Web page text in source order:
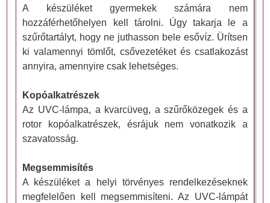
A készüléket gyermekek számára nem
hozzáférhetőhelyen kell tárolni. Úgy takarja le a
szűrőtartályt, hogy ne juthasson bele esővíz. Ürítsen
ki valamennyi tömlőt, csővezetéket és csatlakozást
annyira, amennyire csak lehetséges.
Kopóalkatrészek
Az UVC-lámpa, a kvarcüveg, a szűrőközegek és a
rotor kopóalkatrészek, ésrájuk nem vonatkozik a
szavatosság.
Megsemmisítés
A készüléket a helyi törvényes rendelkezéseknek
megfelelően kell megsemmisíteni. Az UVC-lámpát